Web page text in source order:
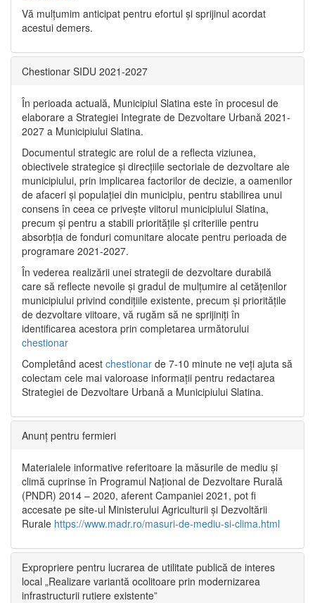
Vă mulţumim anticipat pentru efortul şi sprijinul acordat
acestui demers.
Chestionar SIDU 2021-2027
În perioada actuală, Municipiul Slatina este în procesul de
elaborare a Strategiei Integrate de Dezvoltare Urbană 2021‐
2027 a Municipiului Slatina.
Documentul strategic are rolul de a reflecta viziunea,
obiectivele strategice și direcțiile sectoriale de dezvoltare ale
municipiului, prin implicarea factorilor de decizie, a oamenilor
de afaceri și populației din municipiu, pentru stabilirea unui
consens în ceea ce privește viitorul municipiului Slatina,
precum și pentru a stabili prioritățile și criteriile pentru
absorbția de fonduri comunitare alocate pentru perioada de
programare 2021-2027.
În vederea realizării unei strategii de dezvoltare durabilă
care să reflecte nevoile și gradul de mulțumire al cetățenilor
municipiului privind condițiile existente, precum și prioritățile
de dezvoltare viitoare, vă rugăm să ne sprijiniți în
identificarea acestora prin completarea următorului
chestionar
Completând acest chestionar de 7-10 minute ne veți ajuta să
colectam cele mai valoroase informații pentru redactarea
Strategiei de Dezvoltare Urbană a Municipiului Slatina.
Anunț pentru fermieri
Materialele informative referitoare la măsurile de mediu și
climă cuprinse în Programul Național de Dezvoltare Rurală
(PNDR) 2014 – 2020, aferent Campaniei 2021, pot fi
accesate pe site-ul Ministerului Agriculturii și Dezvoltării
Rurale https://www.madr.ro/masuri-de-mediu-si-clima.html
Expropriere pentru lucrarea de utilitate publică de interes
local „Realizare variantă ocolitoare prin modernizarea
infrastructurii rutiere existente”